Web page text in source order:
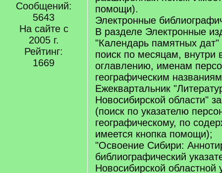
Сообщений:
5643
На сайте с
2005 г.
Рейтинг:
1669
помощи).
Электронные
В разделе Электронные
"Календарь памятных дат"
поиск по месяцам, внутри
оглавлению, именам
географическим
Ежеквартальник
Новосибирской области"
(поиск по указателю
географическому, по
имеется кнопка помощи);
"Освоение Сибири:
библиографический
Новосибирской областной